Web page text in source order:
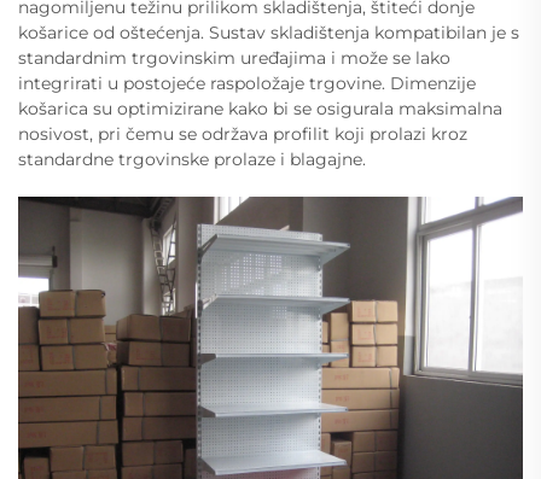
nagomiljenu težinu prilikom skladištenja, štiteći donje
košarice od oštećenja. Sustav skladištenja kompatibilan je s
standardnim trgovinskim uređajima i može se lako
integrirati u postojeće raspoložaje trgovine. Dimenzije
košarica su optimizirane kako bi se osigurala maksimalna
nosivost, pri čemu se održava profilit koji prolazi kroz
standardne trgovinske prolaze i blagajne.